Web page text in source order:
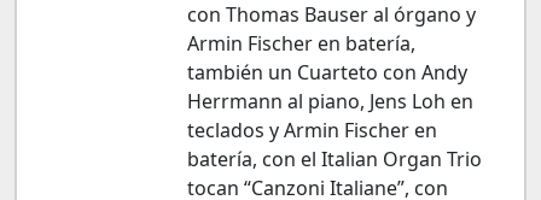
con Thomas Bauser al órgano y
Armin Fischer en batería,
también un Cuarteto con Andy
Herrmann al piano, Jens Loh en
teclados y Armin Fischer en
batería, con el Italian Organ Trio
tocan “Canzoni Italiane”, con